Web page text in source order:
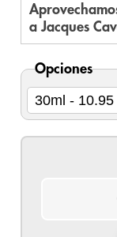
a Jacques
Opciones